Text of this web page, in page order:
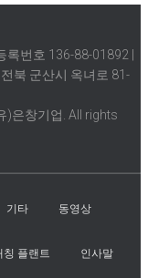
번호 136-88-01892 |
북 군산시 옥녀로 81-
)은창기업. All rights
기타 동영상
칭 플랜트 인사말